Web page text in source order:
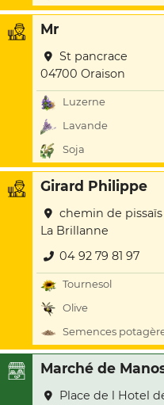
Mr
St pancrace
04700 Oraison
Luzerne
Lavande
Soja
Girard Philippe
chemin de pissaïs
La Brillanne
04 92 79 81 97
Tournesol
Olive
Semences
Marché de
Place de l Hotel